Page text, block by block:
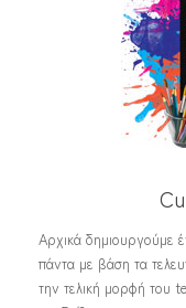
Αρχικά δημιουργούμε
πάντα με βάση τα
την τελική μορφή του